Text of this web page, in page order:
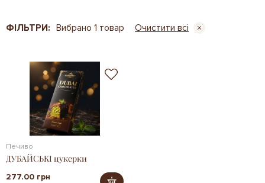
ФІЛЬТРИ: Вибрано 1 товар Очистити всі
Печиво
ДУБАЙСЬКІ цукерки
277.00 грн